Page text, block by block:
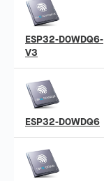
ESP32-D0WDQ6-
V3
ESP32-D0WDQ6